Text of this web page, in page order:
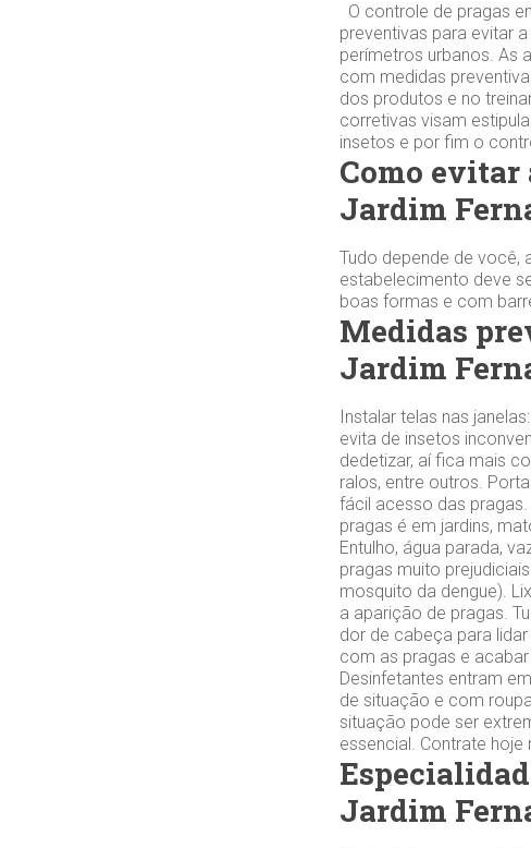
O controle de pragas
preventivas para evitar
perímetros urbanos. As
com medidas
dos produtos e no
corretivas visam
insetos e por fim o
Como evitar
Jardim
Tudo depende de você,
estabelecimento deve
boas formas e com
Medidas
Jardim
Instalar telas nas
evita de insetos
dedetizar, aí fica mais
ralos, entre outros.
fácil acesso das
pragas é em jardins,
Entulho, água parada,
pragas muito
mosquito da dengue).
a aparição de pragas.
dor de cabeça para
com as pragas e
Desinfetantes entram
de situação e com
situação pode ser
essencial. Contrate
Jardim